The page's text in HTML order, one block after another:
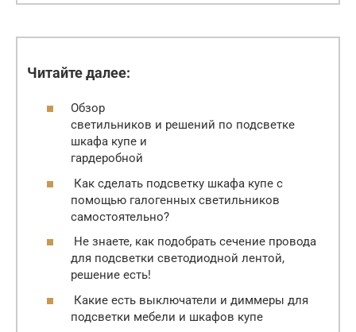
Читайте далее:
Обзор
светильников и решений по подсветке
шкафа купе и
гардеробной
Как сделать подсветку шкафа купе с
помощью галогенных светильников
самостоятельно?
Не знаете, как подобрать сечение провода
для подсветки светодиодной лентой,
решение есть!
Какие есть выключатели и диммеры для
подсветки мебели и шкафов купе